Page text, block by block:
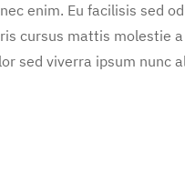
enim. Eu facilisis sed
cursus mattis molestie
sed viverra ipsum nunc